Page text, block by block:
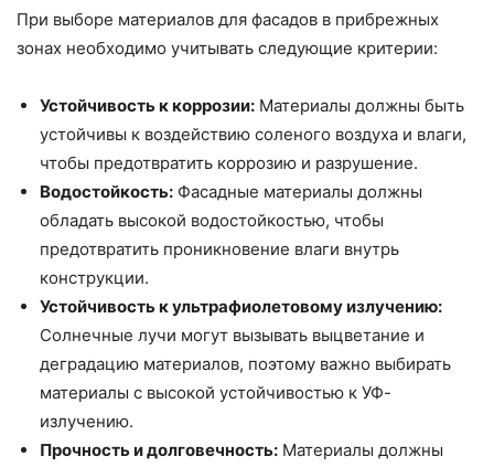
При выборе материалов для фасадов в прибрежных
зонах необходимо учитывать следующие критерии:
Устойчивость к коррозии: Материалы должны быть
устойчивы к воздействию соленого воздуха и влаги,
чтобы предотвратить коррозию и разрушение.
Водостойкость: Фасадные материалы должны
обладать высокой водостойкостью, чтобы
предотвратить проникновение влаги внутрь
конструкции.
Устойчивость к ультрафиолетовому излучению:
Солнечные лучи могут вызывать выцветание и
деградацию материалов, поэтому важно выбирать
материалы с высокой устойчивостью к УФ-
излучению.
Прочность и долговечность: Материалы должны